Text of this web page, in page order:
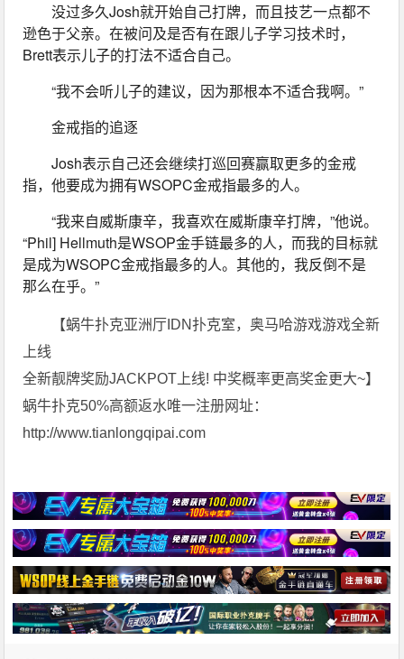
没过多久Josh就开始自己打牌，而且技艺一点都不
逊色于父亲。在被问及是否有在跟儿子学习技术时，
Brett表示儿子的打法不适合自己。
“我不会听儿子的建议，因为那根本不适合我啊。”
金戒指的追逐
Josh表示自己还会继续打巡回赛赢取更多的金戒
指，他要成为拥有WSOPC金戒指最多的人。
“我来自威斯康辛，我喜欢在威斯康辛打牌，”他说。
“Phil] Hellmuth是WSOP金手链最多的人，而我的目标就
是成为WSOPC金戒指最多的人。其他的，我反倒不是
那么在乎。”
【蜗牛扑克亚洲厅IDN扑克室，奥马哈游戏游戏全新
上线
全新靓牌奖励JACKPOT上线! 中奖概率更高奖金更大~】
蜗牛扑克50%高额返水唯一注册网址：
http://www.tianlongqipai.com